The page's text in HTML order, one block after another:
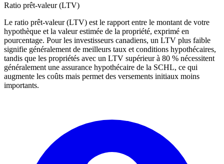
Ratio prêt-valeur (LTV)
Le ratio prêt-valeur (LTV) est le rapport entre le montant de votre
hypothèque et la valeur estimée de la propriété, exprimé en
pourcentage. Pour les investisseurs canadiens, un LTV plus faible
signifie généralement de meilleurs taux et conditions hypothécaires,
tandis que les propriétés avec un LTV supérieur à 80 % nécessitent
généralement une assurance hypothécaire de la SCHL, ce qui
augmente les coûts mais permet des versements initiaux moins
importants.